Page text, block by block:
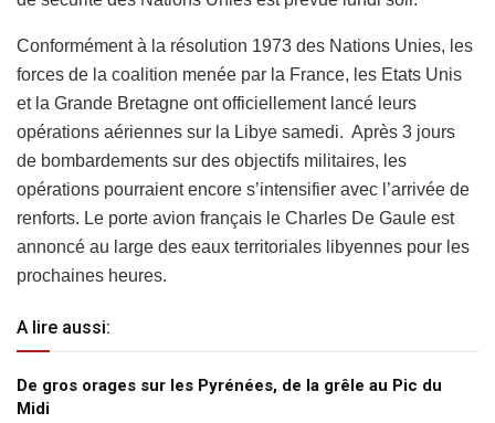
Conformément à la résolution 1973 des Nations Unies, les
forces de la coalition menée par la France, les Etats Unis
et la Grande Bretagne ont officiellement lancé leurs
opérations aériennes sur la Libye samedi. Après 3 jours
de bombardements sur des objectifs militaires, les
opérations pourraient encore s’intensifier avec l’arrivée de
renforts. Le porte avion français le Charles De Gaule est
annoncé au large des eaux territoriales libyennes pour les
prochaines heures.
A lire aussi:
De gros orages sur les Pyrénées, de la grêle au Pic du
Midi